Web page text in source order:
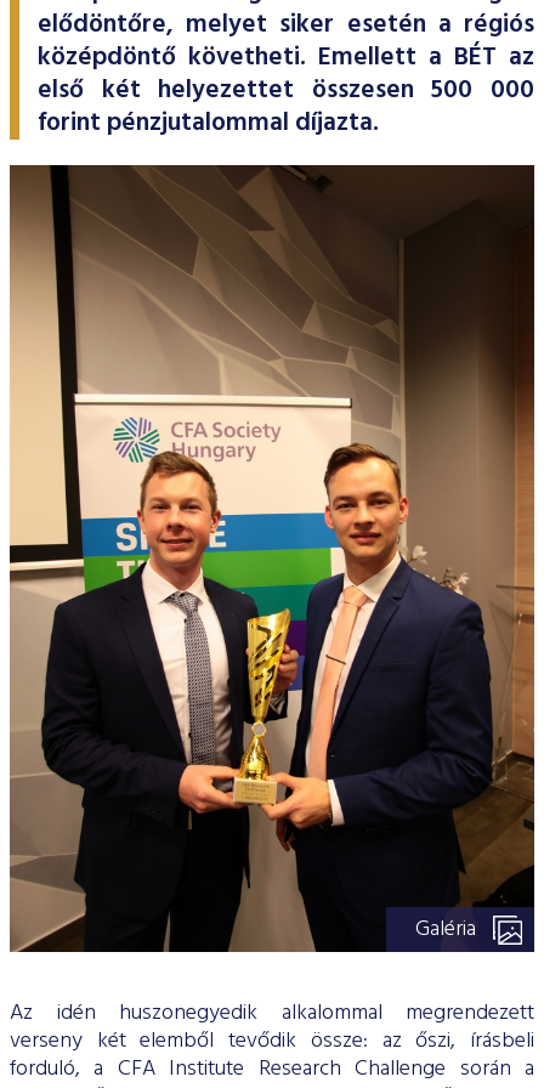
ESG Útmutató
elődöntőre, melyet siker esetén a régiós
középdöntő követheti. Emellett a BÉT az
első két helyezettet összesen 500 000
forint pénzjutalommal díjazta.
Galéria
Az idén huszonegyedik alkalommal megrendezett
verseny két elemből tevődik össze: az őszi, írásbeli
forduló, a CFA Institute Research Challenge során a